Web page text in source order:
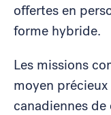
offertes en
forme hybride.
Les missions
moyen
canadiennes